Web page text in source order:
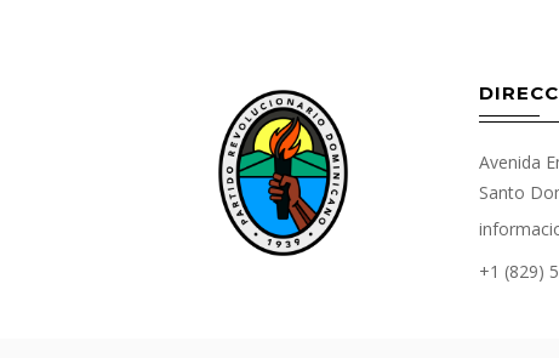
Avenida
Santo
+1 (829)